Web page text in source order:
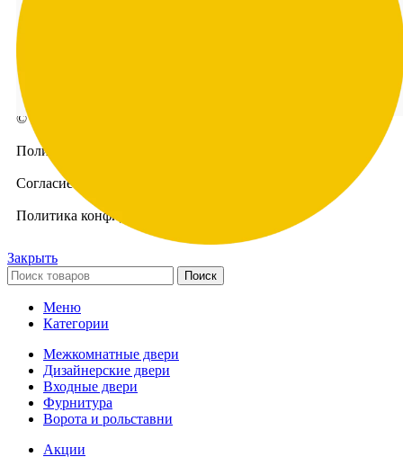
© Все права защищены | Seal Door 2023
Политика использования cookie файлов
Согласие на обоработку данных
Политика конфиденциальности данных
Закрыть
Поиск
Меню
Категории
Межкомнатные двери
Дизайнерские двери
Входные двери
Фурнитура
Ворота и рольставни
Акции